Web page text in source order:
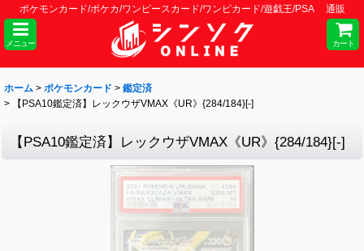
ポケモンカード/ポケカ/ワンピースカード/ワンピカード/遊戯王/PSA 通販
メニュー カート
ホーム > ポケモンカード > 鑑定済
>
【PSA10鑑定済】レックウザVMAX《UR》{284/184}[-]
【PSA10鑑定済】レックウザVMAX《UR》{284/184}[-]